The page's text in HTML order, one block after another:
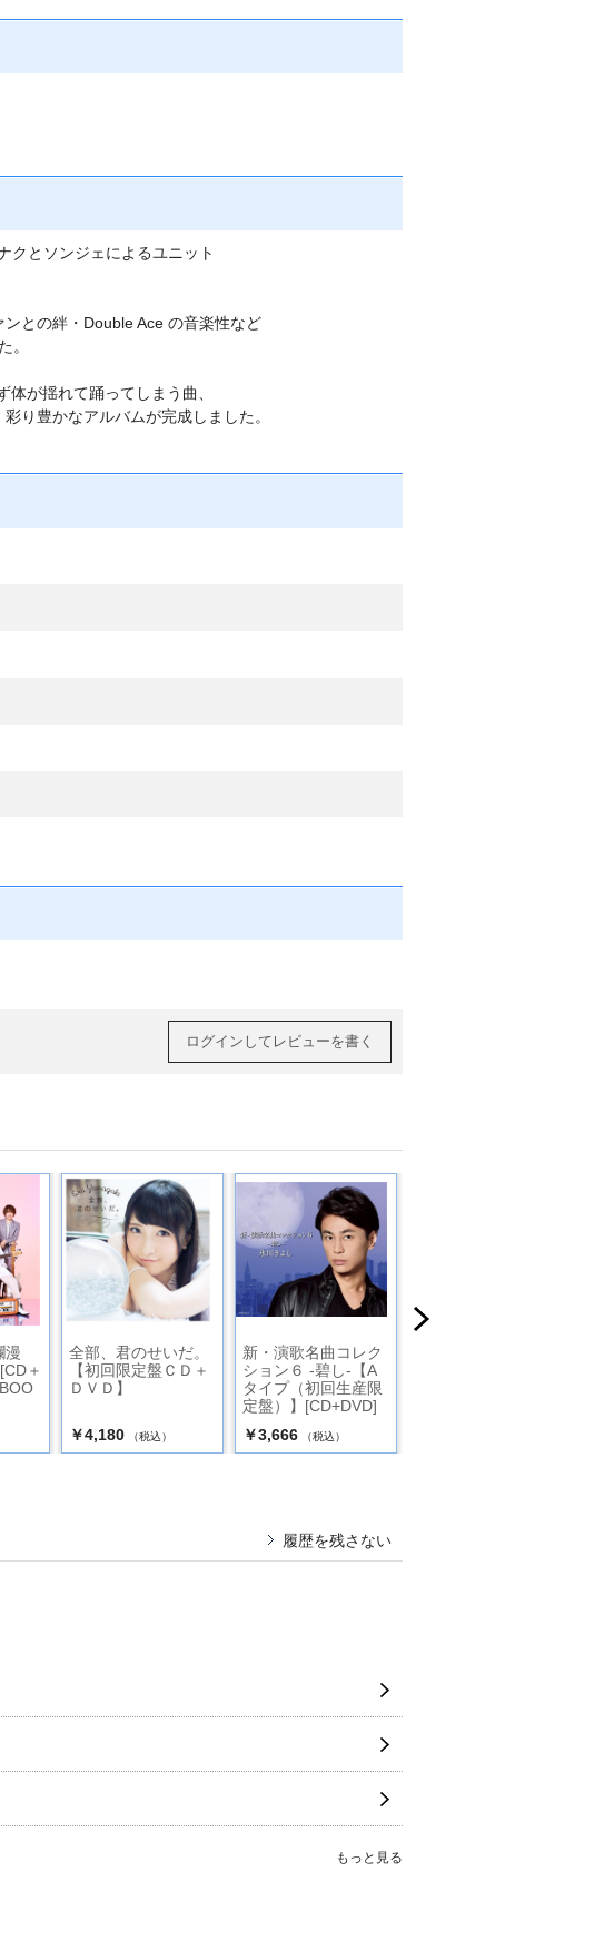
クとソンジェによるユニット
との絆・Double Ace の音楽性など
。
が揺れて踊ってしまう曲、
り豊かなアルバムが完成しました。
ログインしてレビューを書く
漫
＋
全部、君のせいだ。
【初回限定盤ＣＤ＋
ＤＶＤ】
￥4,180 （税込）
新・演歌名曲コレク
ション６ -碧し-【A
タイプ（初回生産限
定盤）】[CD+DVD]
￥3,666
（税込）
履歴を残さない
もっと見る